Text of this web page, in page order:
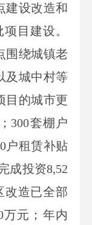
建设改造和
目建设。
围绕城镇老
及城中村等
目的城市更
300套棚户
户租赁补贴
成投资8,52
改造已全部
万元；年内